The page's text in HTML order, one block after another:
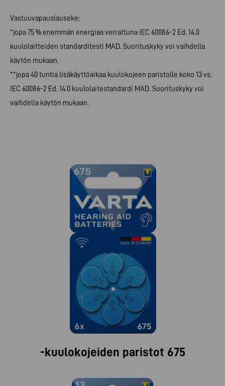
Vastuuvapauslauseke:
*jopa 75 % enemmän energiaa verrattuna IEC 60086-2 Ed. 14.0
kuulolaitteiden standarditesti MAD. Suorituskyky voi vaihdella
käytön mukaan.
**jopa 40 tuntia lisäkäyttöaikaa kuulokojeen paristolle koko 13 vs.
IEC 60086-2 Ed. 14.0 kuulolaitestandardi MAD. Suorituskyky voi
vaihdella käytön mukaan.
-kuulokojeiden paristot 675